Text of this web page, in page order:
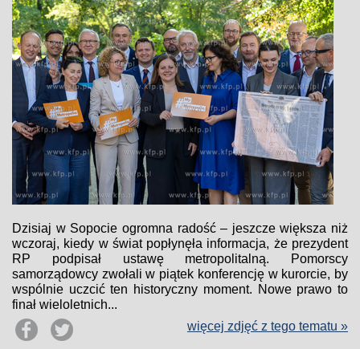
Dzisiaj w Sopocie ogromna radość – jeszcze większa niż
wczoraj, kiedy w świat popłynęła informacja, że prezydent
RP podpisał ustawę metropolitalną. Pomorscy
samorządowcy zwołali w piątek konferencję w kurorcie, by
wspólnie uczcić ten historyczny moment. Nowe prawo to
finał wieloletnich...
więcej zdjęć z tego tematu »